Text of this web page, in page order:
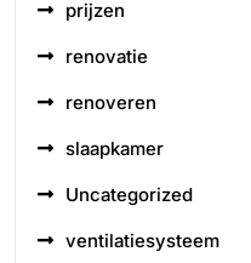
prijzen
renovatie
renoveren
slaapkamer
Uncategorized
ventilatiesysteem